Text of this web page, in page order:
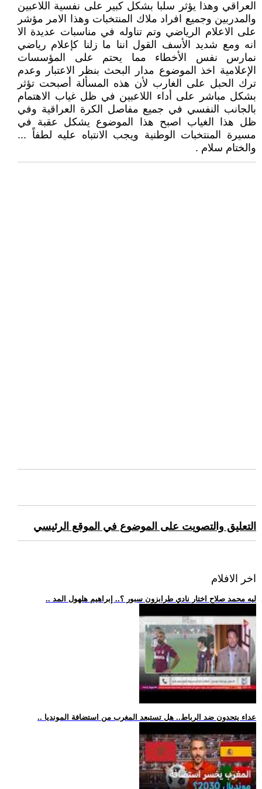
العراقي وهذا يؤثر سلبا بشكل كبير على نفسية اللاعبين
والمدربين وجميع افراد ملاك المنتخبات وهذا الامر مؤشر
على الاعلام الرياضي وتم تناوله في مناسبات عديدة الا
انه ومع شديد الأسف القول اننا ما زلنا كإعلام رياضي
نمارس نفس الأخطاء مما يحتم على المؤسسات
الإعلامية اخذ الموضوع مدار البحث بنظر الاعتبار وعدم
ترك الحبل على الغارب لأن هذه المسألة أصبحت تؤثر
بشكل مباشر على أداء اللاعبين في ظل غياب الاهتمام
بالجانب النفسي في جميع مفاصل الكرة العراقية وفي
ظل هذا الغياب اصبح هذا الموضوع يشكل عقبة في
مسيرة المنتخبات الوطنية ويجب الانتباه عليه لطفاً ...
والختام سلام .
التعليق والتصويت على الموضوع في الموقع الرئيسي
اخر الافلام
.. ليه محمد صلاح اختار نادي طرابزون سبور ؟.. إبراهيم هلهول المد
.. عداء يتحدون ضد الرباط.. هل تستبعد المغرب من استضافة المونديا